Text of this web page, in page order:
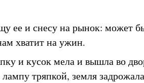
ее и снесу на рынок: может
хватит на ужин.
и кусок мела и вышла во
лампу тряпкой, земля